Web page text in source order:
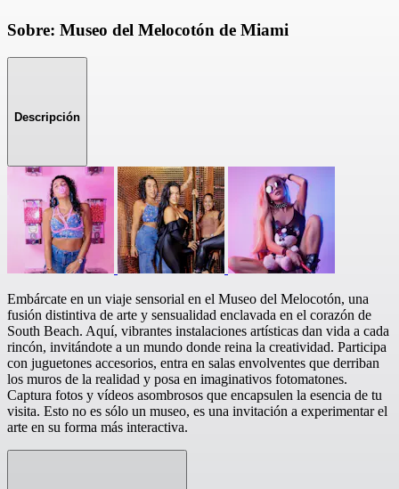
Sobre: Museo del Melocotón de Miami
Descripción
Embárcate en un viaje sensorial en el Museo del Melocotón, una
fusión distintiva de arte y sensualidad enclavada en el corazón de
South Beach. Aquí, vibrantes instalaciones artísticas dan vida a cada
rincón, invitándote a un mundo donde reina la creatividad. Participa
con juguetones accesorios, entra en salas envolventes que derriban
los muros de la realidad y posa en imaginativos fotomatones.
Captura fotos y vídeos asombrosos que encapsulen la esencia de tu
visita. Esto no es sólo un museo, es una invitación a experimentar el
arte en su forma más interactiva.